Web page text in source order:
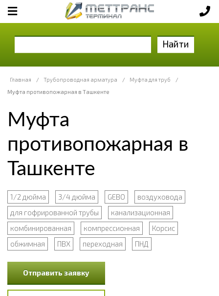
Найти
Главная / Трубопроводная арматура / Муфта для труб
/
Муфта противопожарная в Ташкенте
Муфта
противопожарная в
Ташкенте
1/2 дюйма 3/4 дюйма GEBO
воздуховода
для гофрированной трубы
канализационная
комбинированная
компрессионная
Корсис
обжимная
ПВХ переходная ПНД
Отправить заявку